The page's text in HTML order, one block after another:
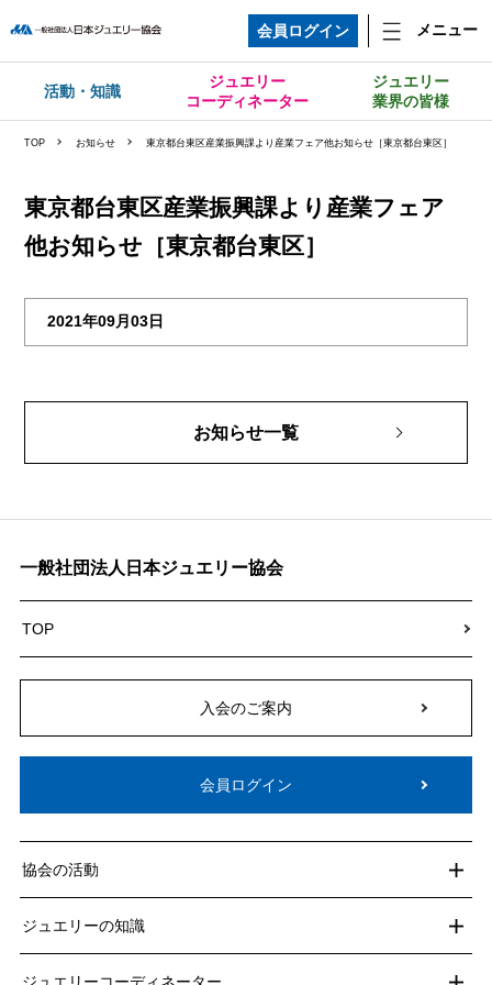
会員ログイン メニュー
活動・知識
ジュエリー
コーディネーター
ジュエリー
業界の皆様
TOP お知らせ 東京都台東区産業振興課より産業フェア他お知らせ［東京都台東区］
東京都台東区産業振興課より産業フェア
他お知らせ［東京都台東区］
2021年09月03日
お知らせ一覧
一般社団法人日本ジュエリー協会
TOP
入会のご案内
会員ログイン
協会の活動
ジュエリーの知識